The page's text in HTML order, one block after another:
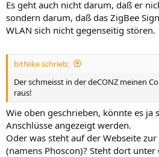
Es geht auch nicht darum, daß er
sondern darum, daß das ZigBee
WLAN sich nicht gegenseitig stören.
bitNike schrieb:
Der schmeisst in der deCONZ meinen
raus!
Wie oben geschrieben, könnte es ja
Anschlüsse angezeigt werden.
Oder was steht auf der Webseite
(namens Phoscon)? Steht dort unter